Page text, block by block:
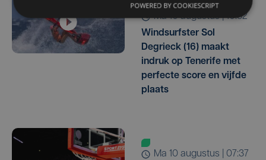
ma 10 augustus | 10:52
Windsurfster Sol
Degrieck (16) maakt
indruk op Tenerife met
perfecte score en vijfde
plaats
ma 10 augustus | 07:37
POWERED BY COOKIESCRIPT